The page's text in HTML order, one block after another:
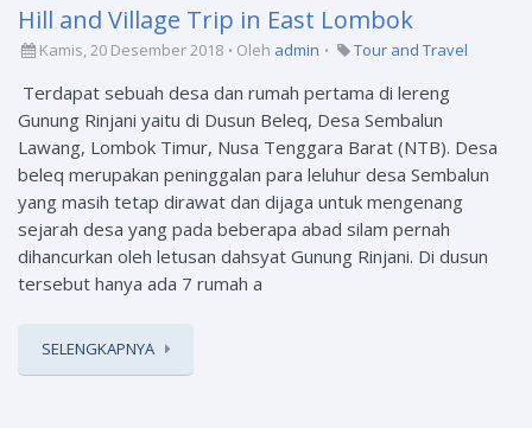
Hill and Village Trip in East Lombok
Kamis, 20 Desember 2018 Oleh admin Tour and Travel
Terdapat sebuah desa dan rumah pertama di lereng
Gunung Rinjani yaitu di Dusun Beleq, Desa Sembalun
Lawang, Lombok Timur, Nusa Tenggara Barat (NTB). Desa
beleq merupakan peninggalan para leluhur desa Sembalun
yang masih tetap dirawat dan dijaga untuk mengenang
sejarah desa yang pada beberapa abad silam pernah
dihancurkan oleh letusan dahsyat Gunung Rinjani. Di dusun
tersebut hanya ada 7 rumah a
SELENGKAPNYA